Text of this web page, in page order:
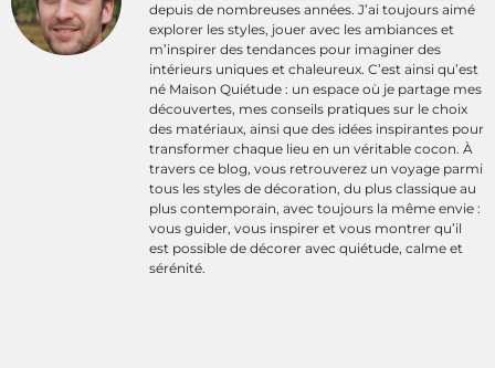
depuis de nombreuses années. J’ai toujours aimé
explorer les styles, jouer avec les ambiances et
m’inspirer des tendances pour imaginer des
intérieurs uniques et chaleureux. C’est ainsi qu’est
né Maison Quiétude : un espace où je partage mes
découvertes, mes conseils pratiques sur le choix
des matériaux, ainsi que des idées inspirantes pour
transformer chaque lieu en un véritable cocon. À
travers ce blog, vous retrouverez un voyage parmi
tous les styles de décoration, du plus classique au
plus contemporain, avec toujours la même envie :
vous guider, vous inspirer et vous montrer qu’il
est possible de décorer avec quiétude, calme et
sérénité.